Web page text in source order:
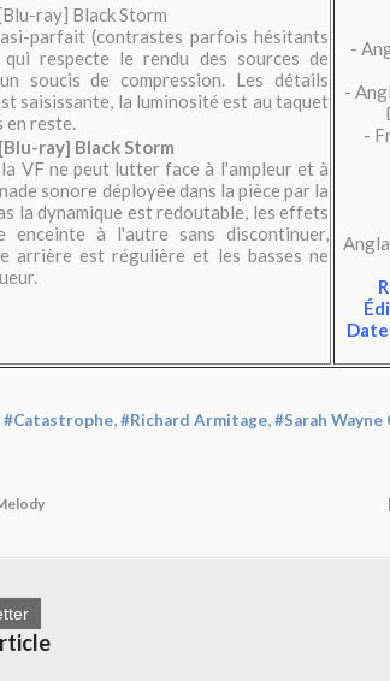
parfait (contrastes parfois hésitants
respecte le rendu des sources de
soucis de compression. Les détails
saisissante, la luminosité est au taquet
en reste.
VF ne peut lutter face à l'ampleur et à
sonore déployée dans la pièce par la
la dynamique est redoutable, les effets
enceinte à l'autre sans discontinuer,
arrière est régulière et les basses ne
-
-
-
#Catastrophe,#Richard Armitage,#Sarah Wayne